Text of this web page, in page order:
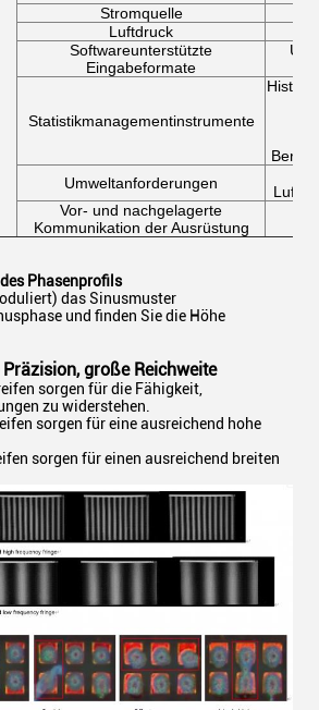
Stromquelle
Luftdruck
Softwareunterstützte
Eingabeformate
Statistikmanagementinstrumente
Umweltanforderungen
Vor- und nachgelagerte
Kommunikation der Ausrüstung
Phasenprofils
das Sinusmuster
und finden Sie die Höhe
große Reichweite
sorgen für die Fähigkeit,
zu widerstehen.
sorgen für eine ausreichend hohe
sorgen für einen ausreichend breiten